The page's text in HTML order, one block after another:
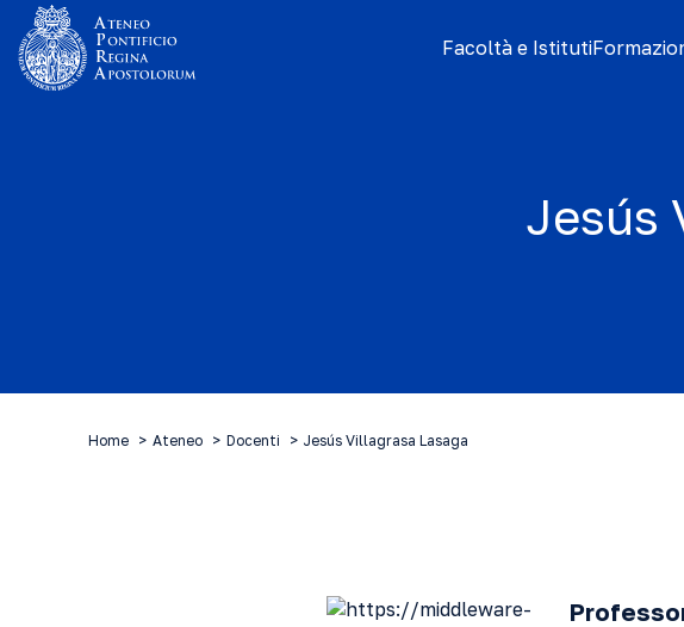
Facoltà e Istituti
Jesús
Home Ateneo Docenti Jesús Villagrasa Lasaga